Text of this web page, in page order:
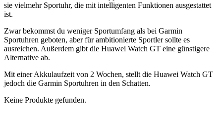
sie vielmehr Sportuhr, die mit intelligenten Funktionen ausgestattet
ist.
Zwar bekommst du weniger Sportumfang als bei Garmin
Sportuhren geboten, aber für ambitionierte Sportler sollte es
ausreichen. Außerdem gibt die Huawei Watch GT eine günstigere
Alternative ab.
Mit einer Akkulaufzeit von 2 Wochen, stellt die Huawei Watch GT
jedoch die Garmin Sportuhren in den Schatten.
Keine Produkte gefunden.